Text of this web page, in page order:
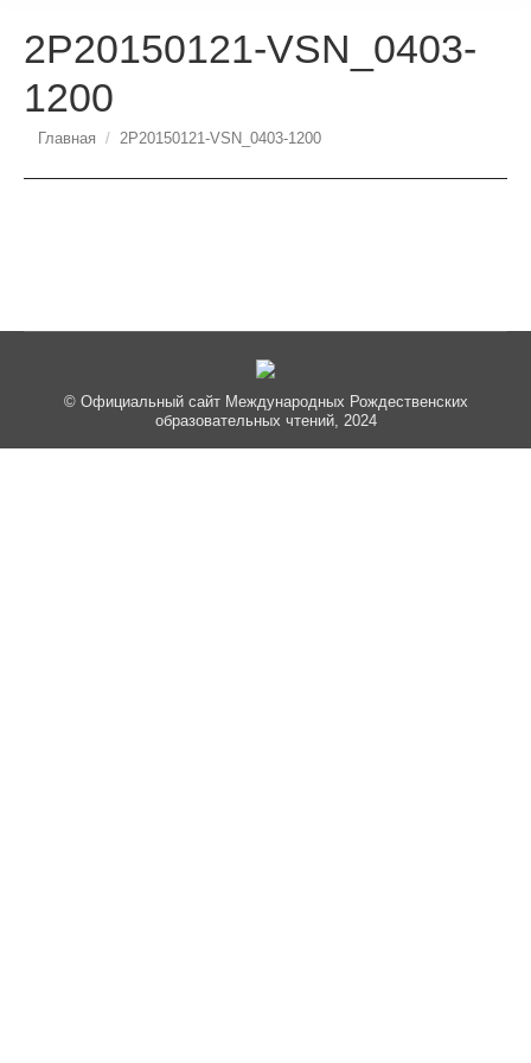
2P20150121-VSN_0403-
1200
Вы здесь:
Главная 2P20150121-VSN_0403-1200
© Официальный сайт Международных Рождественских
образовательных чтений, 2024